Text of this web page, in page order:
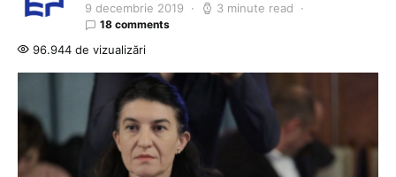
9 decembrie 2019 3 minute read
18 comments
96.944 de vizualizări